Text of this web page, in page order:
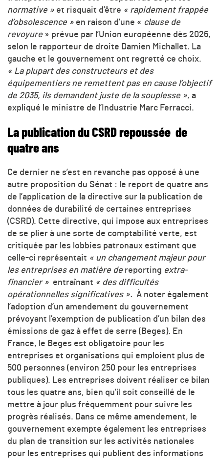
normative » et risquait d’être « rapidement frappée
d’obsolescence » en raison d’une « clause de
revoyure » prévue par l’Union européenne dès 2026,
selon le rapporteur de droite Damien Michallet. La
gauche et le gouvernement ont regretté ce choix.
« La plupart des constructeurs et des
équipementiers ne remettent pas en cause l’objectif
de 2035, ils demandent juste de la souplesse », a
expliqué le ministre de l’Industrie Marc Ferracci.
La publication du CSRD repoussée de
quatre ans
Ce dernier ne s’est en revanche pas opposé à une
autre proposition du Sénat : le report de quatre ans
de l’application de la directive sur la publication de
données de durabilité de certaines entreprises
(CSRD). Cette directive, qui impose aux entreprises
de se plier à une sorte de comptabilité verte, est
critiquée par les lobbies patronaux estimant que
celle-ci représentait « un changement majeur pour
les entreprises en matière de reporting extra-
financier » entraînant « des difficultés
opérationnelles significatives ». À noter également
l’adoption d’un amendement du gouvernement
prévoyant l’exemption de publication d’un bilan des
émissions de gaz à effet de serre (Beges). En
France, le Beges est obligatoire pour les
entreprises et organisations qui emploient plus de
500 personnes (environ 250 pour les entreprises
publiques). Les entreprises doivent réaliser ce bilan
tous les quatre ans, bien qu’il soit conseillé de le
mettre à jour plus fréquemment pour suivre les
progrès réalisés. Dans ce même amendement, le
gouvernement exempte également les entreprises
du plan de transition sur les activités nationales
pour les entreprises qui publient des informations